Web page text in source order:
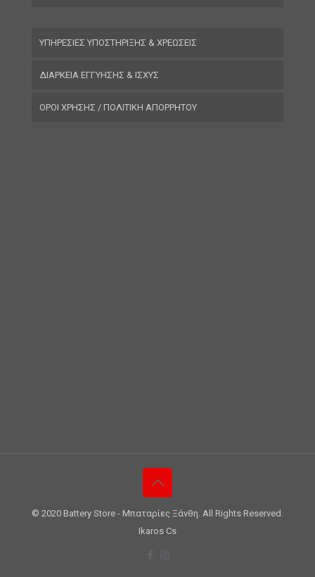
ΥΠΗΡΕΣΙΕΣ ΥΠΟΣΤΗΡΙΞΗΣ & ΧΡΕΩΣΕΙΣ
ΔΙΑΡΚΕΙΑ ΕΓΓΥΗΣΗΣ & ΙΣΧΥΣ
ΟΡΟΙ ΧΡΗΣΗΣ / ΠΟΛΙΤΙΚΗ ΑΠΟΡΡΗΤΟΥ
© 2020 Battery Store - Μπαταρίες Ξάνθη. All Rights Reserved.
Ikaros Cs